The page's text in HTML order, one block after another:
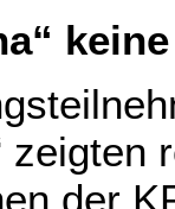
zeigten
der